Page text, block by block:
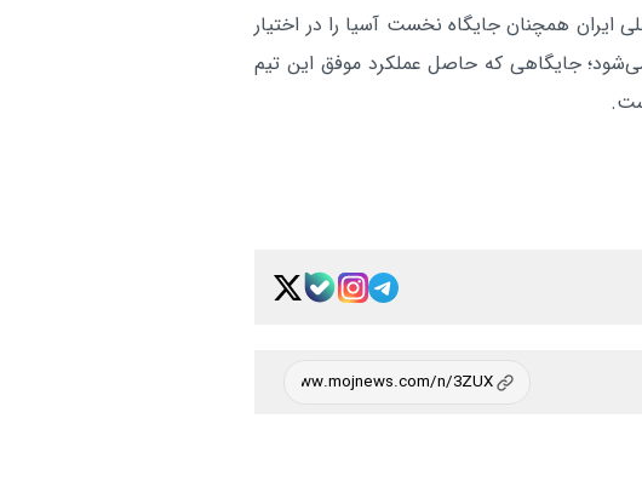
ایران همچنان جایگاه نخست آسیا را در اختیار
می‌شود؛ جایگاهی که حاصل عملکرد موفق این تیم